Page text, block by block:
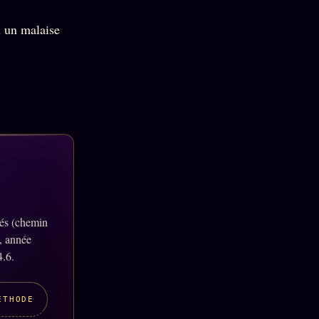
malaise
(chemin
année